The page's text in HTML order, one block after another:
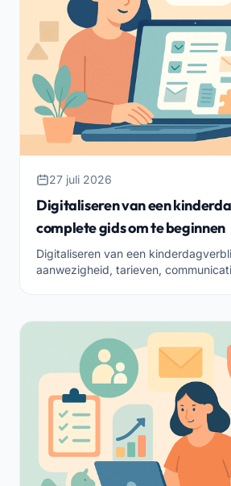
27 juli 2026
Digitaliseren van een
complete gids om te beginnen
Digitaliseren van een
aanwezigheid, tarieven,